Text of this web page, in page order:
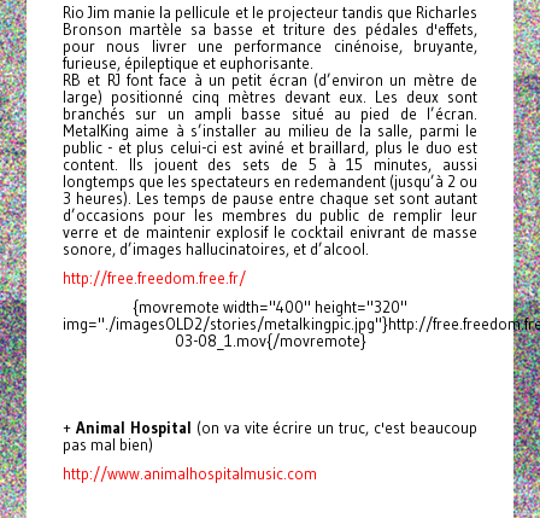
Rio Jim manie la pellicule et le projecteur tandis que Richarles
Bronson martèle sa basse et triture des pédales d'effets,
pour nous livrer une performance cinénoise, bruyante,
furieuse, épileptique et euphorisante.
RB et RJ font face à un petit écran (d’environ un mètre de
large) positionné cinq mètres devant eux. Les deux sont
branchés sur un ampli basse situé au pied de l’écran.
MetalKing aime à s’installer au milieu de la salle, parmi le
public - et plus celui-ci est aviné et braillard, plus le duo est
content. Ils jouent des sets de 5 à 15 minutes, aussi
longtemps que les spectateurs en redemandent (jusqu’à 2 ou
3 heures). Les temps de pause entre chaque set sont autant
d’occasions pour les membres du public de remplir leur
verre et de maintenir explosif le cocktail enivrant de masse
sonore, d’images hallucinatoires, et d’alcool.
http://free.freedom.free.fr/
{movremote width="400" height="320"
img="./imagesOLD2/stories/metalkingpic.jpg"}http://
03-08_1.mov{/movremote}
+ Animal Hospital (on va vite écrire un truc, c'est beaucoup
pas mal bien)
http://www.animalhospitalmusic.com